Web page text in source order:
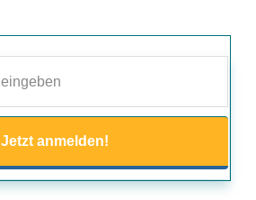
Jetzt anmelden!